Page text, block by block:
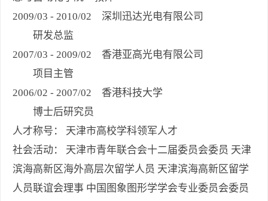
2009/03 - 2010/02 深圳迅达光电有限公司
研发总监
2007/03 - 2009/02 香港亚高光电有限公司
项目主管
2006/02 - 2007/02 香港科技大学
博士后研究员
人才称号： 天津市高校学科领军人才
社会活动： 天津市青年联合会十二届委员会委员 天津
滨海高新区海外高层次留学人员 天津滨海高新区留学
人员联谊会理事 中国图象图形学学会专业委员会委员